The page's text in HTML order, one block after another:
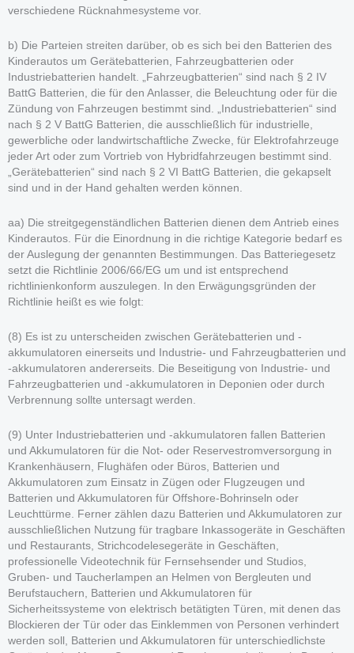
verschiedene Rücknahmesysteme vor.
b) Die Parteien streiten darüber, ob es sich bei den Batterien des
Kinderautos um Gerätebatterien, Fahrzeugbatterien oder
Industriebatterien handelt. „Fahrzeugbatterien“ sind nach § 2 IV
BattG Batterien, die für den Anlasser, die Beleuchtung oder für die
Zündung von Fahrzeugen bestimmt sind. „Industriebatterien“ sind
nach § 2 V BattG Batterien, die ausschließlich für industrielle,
gewerbliche oder landwirtschaftliche Zwecke, für Elektrofahrzeuge
jeder Art oder zum Vortrieb von Hybridfahrzeugen bestimmt sind.
„Gerätebatterien“ sind nach § 2 VI BattG Batterien, die gekapselt
sind und in der Hand gehalten werden können.
aa) Die streitgegenständlichen Batterien dienen dem Antrieb eines
Kinderautos. Für die Einordnung in die richtige Kategorie bedarf es
der Auslegung der genannten Bestimmungen. Das Batteriegesetz
setzt die Richtlinie 2006/66/EG um und ist entsprechend
richtlinienkonform auszulegen. In den Erwägungsgründen der
Richtlinie heißt es wie folgt:
(8) Es ist zu unterscheiden zwischen Gerätebatterien und -
akkumulatoren einerseits und Industrie- und Fahrzeugbatterien und
-akkumulatoren andererseits. Die Beseitigung von Industrie- und
Fahrzeugbatterien und -akkumulatoren in Deponien oder durch
Verbrennung sollte untersagt werden.
(9) Unter Industriebatterien und -akkumulatoren fallen Batterien
und Akkumulatoren für die Not- oder Reservestromversorgung in
Krankenhäusern, Flughäfen oder Büros, Batterien und
Akkumulatoren zum Einsatz in Zügen oder Flugzeugen und
Batterien und Akkumulatoren für Offshore-Bohrinseln oder
Leuchttürme. Ferner zählen dazu Batterien und Akkumulatoren zur
ausschließlichen Nutzung für tragbare Inkassogeräte in Geschäften
und Restaurants, Strichcodelesegeräte in Geschäften,
professionelle Videotechnik für Fernsehsender und Studios,
Gruben- und Taucherlampen an Helmen von Bergleuten und
Berufstauchern, Batterien und Akkumulatoren für
Sicherheitssysteme von elektrisch betätigten Türen, mit denen das
Blockieren der Tür oder das Einklemmen von Personen verhindert
werden soll, Batterien und Akkumulatoren für unterschiedlichste